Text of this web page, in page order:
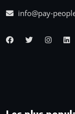
info@pay-